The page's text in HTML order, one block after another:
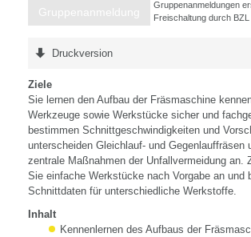
Gruppenanmeldung
Gruppenanmeldungen
Freischaltung durch BZL
Druckversion
Ziele
Sie lernen den Aufbau der Fräsmaschine
Werkzeuge sowie Werkstücke sicher und
bestimmen Schnittgeschwindigkeiten und
unterscheiden Gleichlauf- und Gegenlauffräsen
zentrale Maßnahmen der Unfallvermeidung an.
Sie einfache Werkstücke nach Vorgabe an und
Schnittdaten für unterschiedliche Werkstoffe.
Inhalt
Kennenlernen des Aufbaus der